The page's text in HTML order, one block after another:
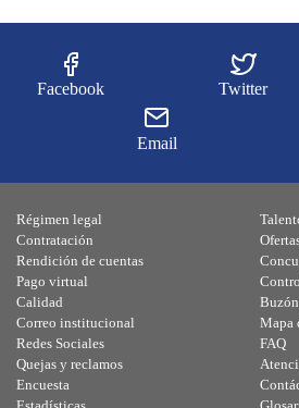
Facebook Twitter
Email
Régimen legal
Contratación
Rendición de cuentas
Pago virtual
Calidad
Correo institucional
Redes Sociales
Quejas y reclamos
Encuesta
Mapa
FAQ